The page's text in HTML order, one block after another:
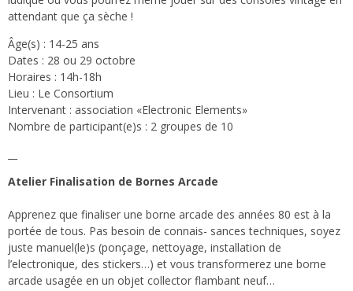
attendant que ça sèche !
Âge(s) : 14-25 ans
Dates : 28 ou 29 octobre
Horaires : 14h-18h
Lieu : Le Consortium
Intervenant : association «Electronic Elements»
Nombre de participant(e)s : 2 groupes de 10
Atelier Finalisation de Bornes Arcade
Apprenez que finaliser une borne arcade des années 80 est à la
portée de tous. Pas besoin de connais- sances techniques, soyez
juste manuel(le)s (ponçage, nettoyage, installation de
l’electronique, des stickers…) et vous transformerez une borne
arcade usagée en un objet collector flambant neuf…